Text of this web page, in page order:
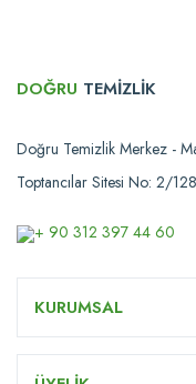
DOĞRU TEMİZLİK
Doğru Temizlik Merkez -
Toptancılar Sitesi No: 2/
+ 90 312 397 44 60
KURUMSAL